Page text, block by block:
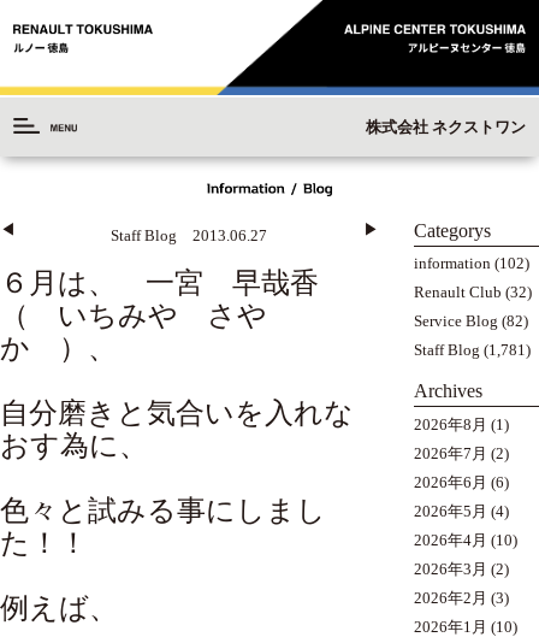
株式会社 ネクストワン
◀︎ Staff Blog 2013.06.27 ▶︎
６月は、 一宮 早哉香
（ いちみや さや
か ）、
自分磨きと気合いを入れな
おす為に、
色々と試みる事にしまし
た！！
例えば、
Categorys
information (102)
Renault Club (32)
Service Blog (82)
Staff Blog (1,781)
Archives
2026年8月 (1)
2026年7月 (2)
2026年6月 (6)
2026年5月 (4)
2026年4月 (10)
2026年3月 (2)
2026年2月 (3)
2026年1月 (10)